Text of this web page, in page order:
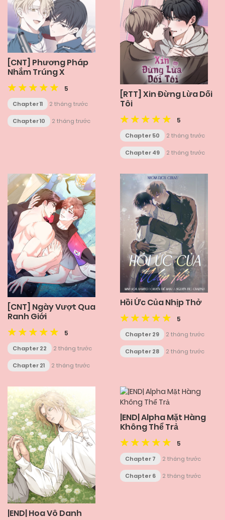
[CNT] Phương Pháp
Nhắm Trúng X
5
Chapter 11 2 tháng trước
Chapter 10 2 tháng trước
[RTT] Xin Đừng Lừa Dối
Tôi
5
Chapter 50 2 tháng trước
Chapter 49 2 tháng trước
[CNT] Ngày Vượt Qua
Ranh Giới
5
Chapter 22 2 tháng trước
Chapter 21 2 tháng trước
Hồi Ức Của Nhịp Thở
5
Chapter 29 2 tháng trước
Chapter 28 2 tháng trước
|END| Hoa Vô Danh
|END| Alpha Mặt Hàng
Không Thể Trả
5
Chapter 7 2 tháng trước
Chapter 6 2 tháng trước